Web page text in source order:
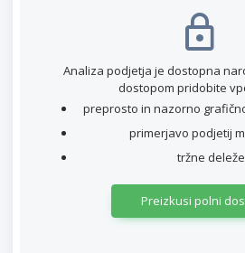
Analiza podjetja je dostopna
dostopom pridobite
preprosto in nazorno
primerjavo podjetij
tržne
Preizkusi polni